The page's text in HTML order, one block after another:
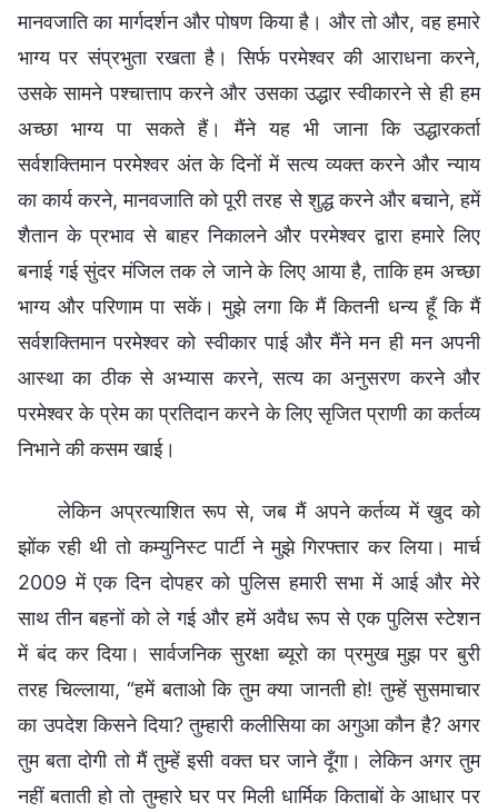
मानवजाति का मार्गदर्शन और पोषण किया है। और तो और, वह हमारे
भाग्य पर संप्रभुता रखता है। सिर्फ परमेश्वर की आराधना करने,
उसके सामने पश्चात्ताप करने और उसका उद्धार स्वीकारने से ही हम
अच्छा भाग्य पा सकते हैं। मैंने यह भी जाना कि उद्धारकर्ता
सर्वशक्तिमान परमेश्वर अंत के दिनों में सत्य व्यक्त करने और न्याय
का कार्य करने, मानवजाति को पूरी तरह से शुद्ध करने और बचाने, हमें
शैतान के प्रभाव से बाहर निकालने और परमेश्वर द्वारा हमारे लिए
बनाई गई सुंदर मंजिल तक ले जाने के लिए आया है, ताकि हम अच्छा
भाग्य और परिणाम पा सकें। मुझे लगा कि मैं कितनी धन्य हूँ कि मैं
सर्वशक्तिमान परमेश्वर को स्वीकार पाई और मैंने मन ही मन अपनी
आस्था का ठीक से अभ्यास करने, सत्य का अनुसरण करने और
परमेश्वर के प्रेम का प्रतिदान करने के लिए सृजित प्राणी का कर्तव्य
निभाने की कसम खाई।
लेकिन अप्रत्याशित रूप से, जब मैं अपने कर्तव्य में खुद को
झोंक रही थी तो कम्युनिस्ट पार्टी ने मुझे गिरफ्तार कर लिया। मार्च
2009 में एक दिन दोपहर को पुलिस हमारी सभा में आई और मेरे
साथ तीन बहनों को ले गई और हमें अवैध रूप से एक पुलिस स्टेशन
में बंद कर दिया। सार्वजनिक सुरक्षा ब्यूरो का प्रमुख मुझ पर बुरी
तरह चिल्लाया, “हमें बताओ कि तुम क्या जानती हो! तुम्हें सुसमाचार
का उपदेश किसने दिया? तुम्हारी कलीसिया का अगुआ कौन है? अगर
तुम बता दोगी तो मैं तुम्हें इसी वक्त घर जाने दूँगा। लेकिन अगर तुम
नहीं बताती हो तो तुम्हारे घर पर मिली धार्मिक किताबों के आधार पर